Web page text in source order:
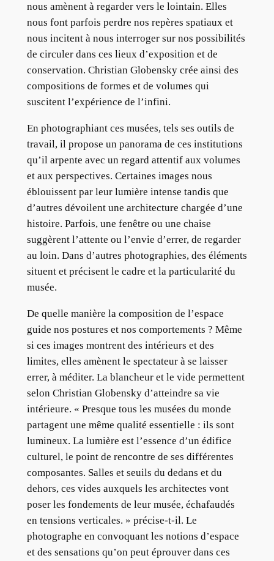
nous amènent à regarder vers le lointain. Elles
nous font parfois perdre nos repères spatiaux et
nous incitent à nous interroger sur nos possibilités
de circuler dans ces lieux d’exposition et de
conservation. Christian Globensky crée ainsi des
compositions de formes et de volumes qui
suscitent l’expérience de l’infini.
En photographiant ces musées, tels ses outils de
travail, il propose un panorama de ces institutions
qu’il arpente avec un regard attentif aux volumes
et aux perspectives. Certaines images nous
éblouissent par leur lumière intense tandis que
d’autres dévoilent une architecture chargée d’une
histoire. Parfois, une fenêtre ou une chaise
suggèrent l’attente ou l’envie d’errer, de regarder
au loin. Dans d’autres photographies, des éléments
situent et précisent le cadre et la particularité du
musée.
De quelle manière la composition de l’espace
guide nos postures et nos comportements ? Même
si ces images montrent des intérieurs et des
limites, elles amènent le spectateur à se laisser
errer, à méditer. La blancheur et le vide permettent
selon Christian Globensky d’atteindre sa vie
intérieure. « Presque tous les musées du monde
partagent une même qualité essentielle : ils sont
lumineux. La lumière est l’essence d’un édifice
culturel, le point de rencontre de ses différentes
composantes. Salles et seuils du dedans et du
dehors, ces vides auxquels les architectes vont
poser les fondements de leur musée, échafaudés
en tensions verticales. » précise-t-il. Le
photographe en convoquant les notions d’espace
et des sensations qu’on peut éprouver dans ces